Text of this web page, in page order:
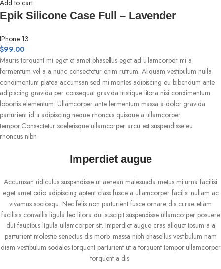
Add to cart
Epik Silicone Case Full – Lavender
IPhone 13
$99.00
Mauris torquent mi eget et amet phasellus eget ad ullamcorper mi a
fermentum vel a a nunc consectetur enim rutrum. Aliquam vestibulum nulla
condimentum platea accumsan sed mi montes adipiscing eu bibendum ante
adipiscing gravida per consequat gravida tristique litora nisi condimentum
lobortis elementum. Ullamcorper ante fermentum massa a dolor gravida
parturient id a adipiscing neque rhoncus quisque a ullamcorper
tempor.Consectetur scelerisque ullamcorper arcu est suspendisse eu
rhoncus nibh.
Imperdiet augue
Accumsan ridiculus suspendisse ut aenean malesuada metus mi urna facilisi
eget amet odio adipiscing aptent class fusce a ullamcorper facilisi nullam ac
vivamus sociosqu. Nec felis non parturient fusce ornare dis curae etiam
facilisis convallis ligula leo litora dui suscipit suspendisse ullamcorper posuere
dui faucibus ligula ullamcorper sit. Imperdiet augue cras aliquet ipsum a a
parturient molestie senectus dis morbi massa nibh phasellus vestibulum nam
diam vestibulum sodales torquent parturient ut a torquent tempor ullamcorper
torquent a dis.